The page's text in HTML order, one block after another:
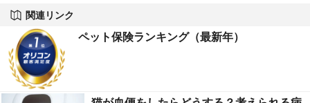
関連リンク
ペット保険ランキング（最新年）